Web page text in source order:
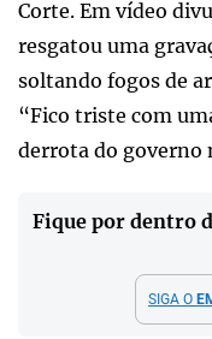
Corte. Em vídeo
resgatou uma
soltando fogos de
“Fico triste com
derrota do governo
Fique por dentro
SIGA O